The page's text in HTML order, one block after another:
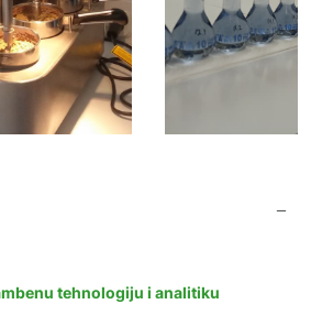
tehnologiju i analitiku